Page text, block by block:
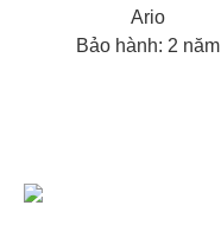
Ario
Bảo hành: 2 năm